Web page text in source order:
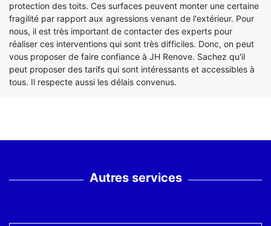
protection des toits. Ces surfaces peuvent monter une certaine
fragilité par rapport aux agressions venant de l'extérieur. Pour
nous, il est très important de contacter des experts pour
réaliser ces interventions qui sont très difficiles. Donc, on peut
vous proposer de faire confiance à JH Renove. Sachez qu'il
peut proposer des tarifs qui sont intéressants et accessibles à
tous. Il respecte aussi les délais convenus.
Autres services